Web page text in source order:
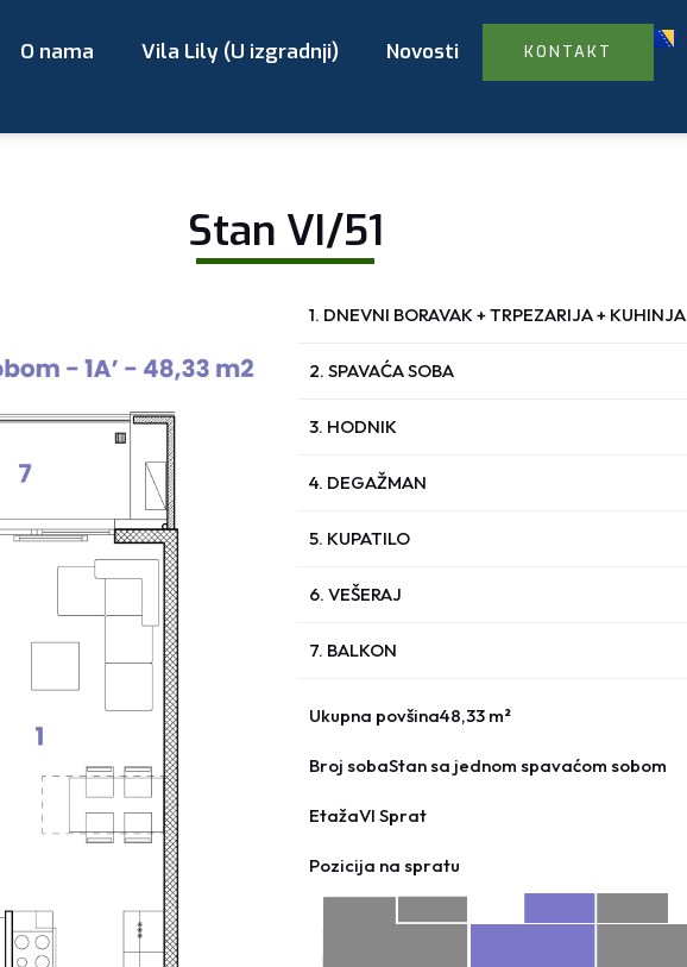
O nama Vila Lily (U izgradnji) Novosti KONTAKT
Stan VI/51
1. DNEVNI BORAVAK + TRPEZARIJA + KUHINJA
2. SPAVAĆA SOBA
3. HODNIK
4. DEGAŽMAN
5. KUPATILO
6. VEŠERAJ
7. BALKON
Ukupna povšina48,33 m²
Broj sobaStan sa jednom spavaćom sobom
EtažaVI Sprat
Pozicija na spratu